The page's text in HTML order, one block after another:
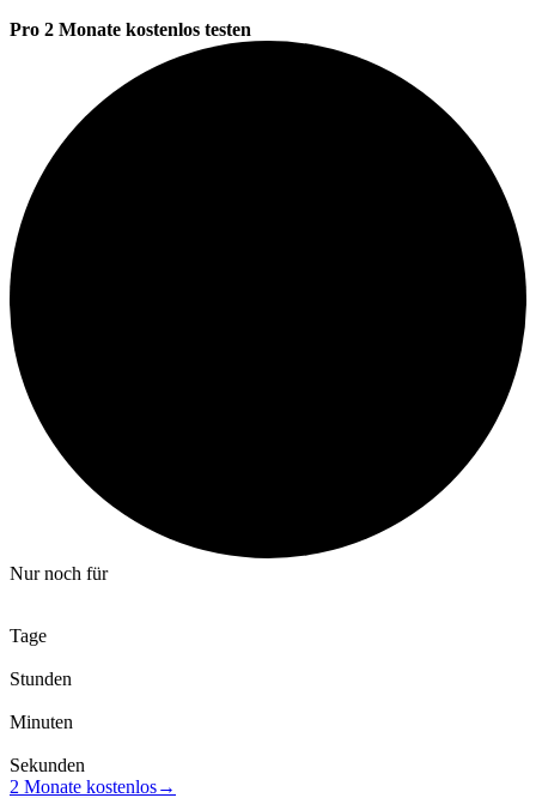
Pro 2 Monate kostenlos testen
Nur noch für
Tage
Stunden
Minuten
Sekunden
2 Monate kostenlos→